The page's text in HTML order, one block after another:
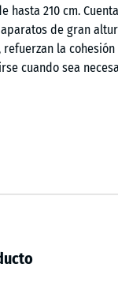
210 cm.
de gran
la
cuando sea
en entornos de